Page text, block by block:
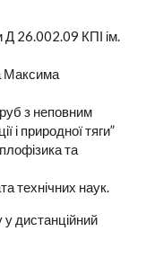
Д 26.002.09 КПІ ім.
Максима
з неповним
і природної тяги”
та
технічних наук.
дистанційний